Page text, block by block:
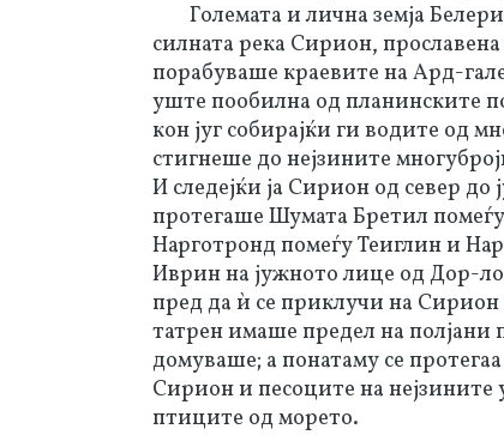
Големата и лична земја
силната река Сирион,
порабуваше краевите на Ард-
уште пообилна од планинските
кон југ собирајќи ги водите од
стигнеше до нејзините
И следејќи ја Сирион од север до
протегаше Шумата Бретил
Нарготронд помеѓу Теиглин и
Иврин на јужното лице од Дор-
пред да ѝ се приклучи на
татрен имаше предел на
домуваше; а понатаму се
Сирион и песоците на нејзините
птиците од морето.